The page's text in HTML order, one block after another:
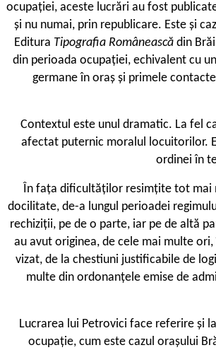
ocupației, aceste lucrări au fost
și nu numai, prin republicare. Este și
Editura Tipografia Românească din
din perioada ocupației, echivalent cu
germane în oraș și primele
Contextul este unul dramatic. La fel
afectat puternic moralul locuitorilor.
ordinei în
În fața dificultăților resimțite tot mai
docilitate, de-a lungul perioadei
rechiziții, pe de o parte, iar pe de altă
au avut originea, de cele mai multe
vizat, de la chestiuni justificabile de
multe din ordonanțele emise de
Lucrarea lui Petrovici face referire și
ocupație, cum este cazul orașului